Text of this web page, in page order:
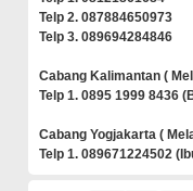
Telp 2. 087884650973
Telp 3. 089694284846
Cabang Kalimantan (
Telp 1. 0895 1999 8436
Cabang Yogjakarta (
Telp 1. 089671224502